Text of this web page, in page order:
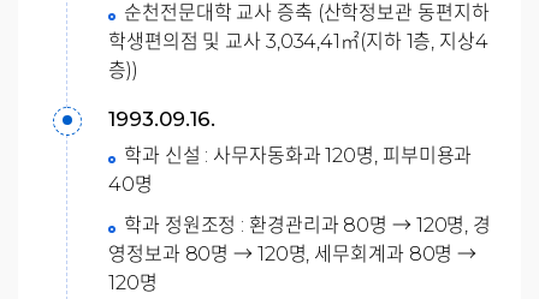
순천전문대학 교사 증축 (산학정보관 동편지하
학생편의점 및 교사 3,034,41㎡(지하 1층, 지상4
층))
1993.09.16.
학과 신설 : 사무자동화과 120명, 피부미용과
40명
학과 정원조정 : 환경관리과 80명 → 120명, 경
영정보과 80명 → 120명, 세무회계과 80명 →
120명